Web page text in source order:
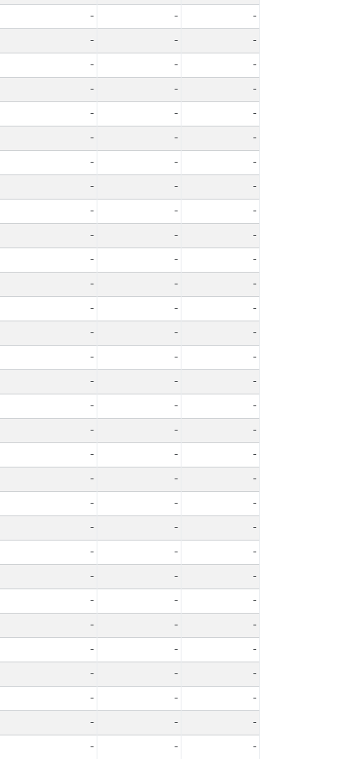
- -
-
- -
-
- -
-
- -
-
- -
-
- -
-
- -
-
- -
-
- -
-
- -
-
- -
-
- -
-
- -
-
- -
-
- -
-
- -
-
- -
-
- -
-
- -
-
- -
-
- -
-
- -
-
- -
-
- -
-
- -
-
- -
-
- -
-
- -
-
- -
-
- -
-
- -
-